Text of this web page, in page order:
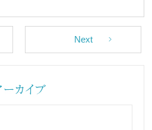
Next